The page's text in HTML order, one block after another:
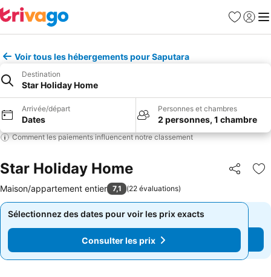
Favoris
Se
Voir tous les hébergements pour Saputara
Destination
Star Holiday Home
Arrivée/départ
Dates
Personnes et chambres
2 personnes, 1 chambre
Comment les paiements influencent notre classement
Star Holiday Home Partager
Maison/appartement entier 7,1 (22 évaluations)
Sélectionnez des dates pour voir les prix exacts
Consulter les prix
Sélectionnez des dates pour voir les prix exacts
Consulter les prix